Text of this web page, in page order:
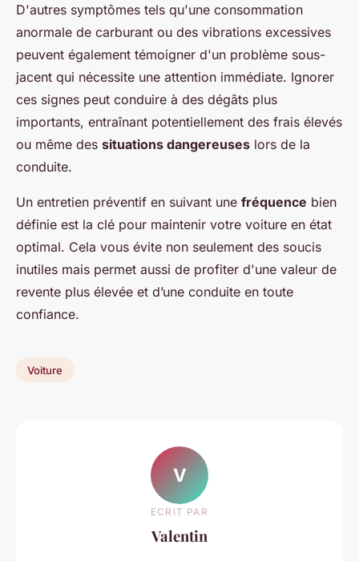
D'autres symptômes tels qu'une consommation
anormale de carburant ou des vibrations excessives
peuvent également témoigner d'un problème sous-
jacent qui nécessite une attention immédiate. Ignorer
ces signes peut conduire à des dégâts plus
importants, entraînant potentiellement des frais élevés
ou même des situations dangereuses lors de la
conduite.
Un entretien préventif en suivant une fréquence bien
définie est la clé pour maintenir votre voiture en état
optimal. Cela vous évite non seulement des soucis
inutiles mais permet aussi de profiter d'une valeur de
revente plus élevée et d’une conduite en toute
confiance.
Voiture
V
ECRIT PAR
Valentin